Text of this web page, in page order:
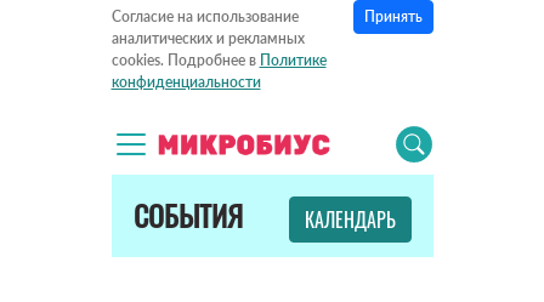
Согласие на использование
аналитических и рекламных
cookies. Подробнее в Политике
конфиденциальности
Принять
СОБЫТИЯ КАЛЕНДАРЬ